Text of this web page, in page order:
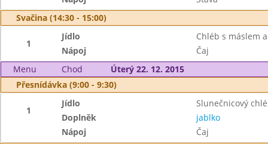
Svačina (14:30 - 15:00)
1
Jídlo
Chléb s máslem
Nápoj
Čaj
Menu
Chod
Úterý 22. 12. 2015
Přesnídávka (9:00 - 9:30)
1
Jídlo
Slunečnicový
Doplněk
jablko
Nápoj
Čaj